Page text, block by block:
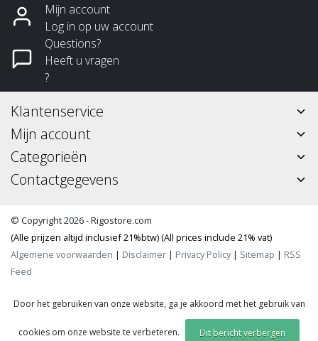
Mijn account
Log in op uw account
Questions?
Heeft u vragen
?
Klantenservice
Mijn account
Categorieën
Contactgegevens
© Copyright 2026 - Rigostore.com
(Alle prijzen altijd inclusief 21%btw) (All prices include 21% vat)
Algemene voorwaarden | Disclaimer | Privacy Policy| Sitemap | RSS
Feed
Door het gebruiken van onze website, ga je akkoord met het gebruik van
cookies om onze website te verbeteren. Dit bericht verbergen